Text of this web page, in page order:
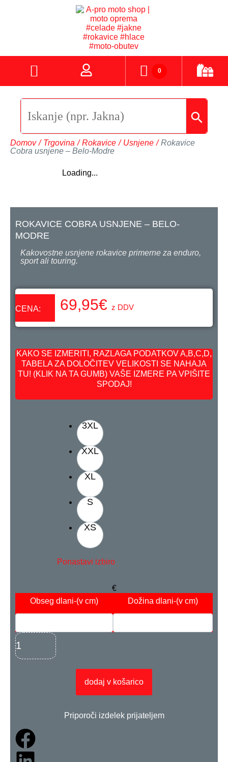
0
Domov / Trgovina / Rokavice / Usnjene / Rokavice
Cobra usnjene – Belo-Modre
Loading...
ROKAVICE COBRA USNJENE – BELO-
MODRE
Kakovostne usnjene rokavice primerne za enduro,
sport ali touring.
CENA: 69,95€ z DDV
KAKO SE IZMERITI, RAZLAGA PODATKOV A,B,C,D,
TABELA ZA DOLOČITEV VELIKOSTI SE NAHAJA
TU! (KLIK NA TA GUMB) VAŠE IZMERE PA VPIŠITE
SPODAJ!
3XL
XXL
XL
S
XS
Ponastavi izbiro
€
Obseg dlani-(v cm) Dožina dlani-(v cm)
dodaj v košarico
Priporoči izdelek prijateljem